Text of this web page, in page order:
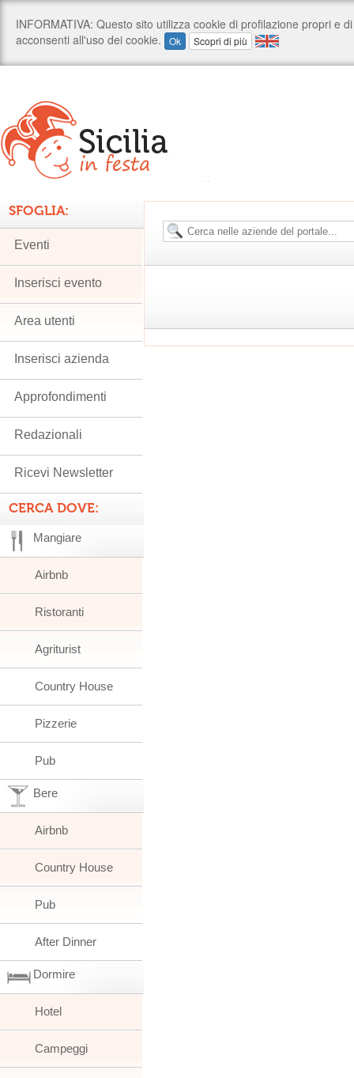
SFOGLIA:
Eventi
Inserisci evento
Area utenti
Inserisci azienda
Approfondimenti
Redazionali
Ricevi Newsletter
CERCA DOVE:
Mangiare
Airbnb
Ristoranti
Agriturist
Country House
Pizzerie
Pub
Bere
Airbnb
Country House
Pub
After Dinner
Dormire
Hotel
Campeggi